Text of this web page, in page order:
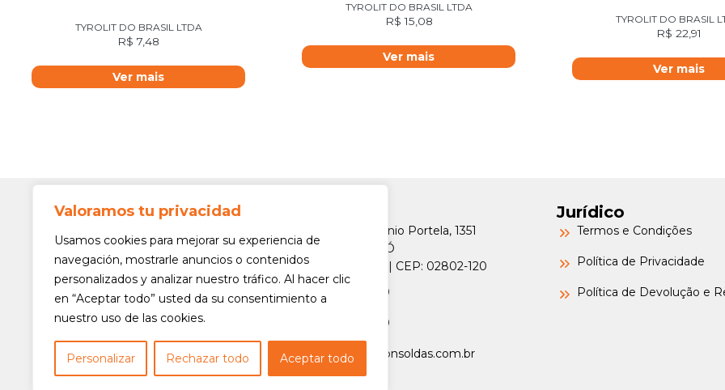
Valoramos tu privacidad
Usamos cookies para mejorar su experiencia de
navegación, mostrarle anuncios o contenidos
personalizados y analizar nuestro tráfico. Al hacer clic
en “Aceptar todo” usted da su consentimiento a
nuestro uso de las cookies.
Personalizar Rechazar todo Aceptar todo
TYROLIT DO BRASIL LTDA
R$ 7,48
Ver mais
TYROLIT DO BRASIL LTDA
R$ 15,08
Ver mais
TYROLIT DO BRASIL
R$ 22,91
Ver mais
Siga-nos!
Av. Min. Petrônio Portela, 1351
Freguesia do Ó
São Paulo/SP | CEP: 02802-120
(11) 3975-6000
(11) 3975-6000
contato@argonsoldas.com.br
Jurídico
Termos e Condições
Política de Privacidade
Política de Devolução e